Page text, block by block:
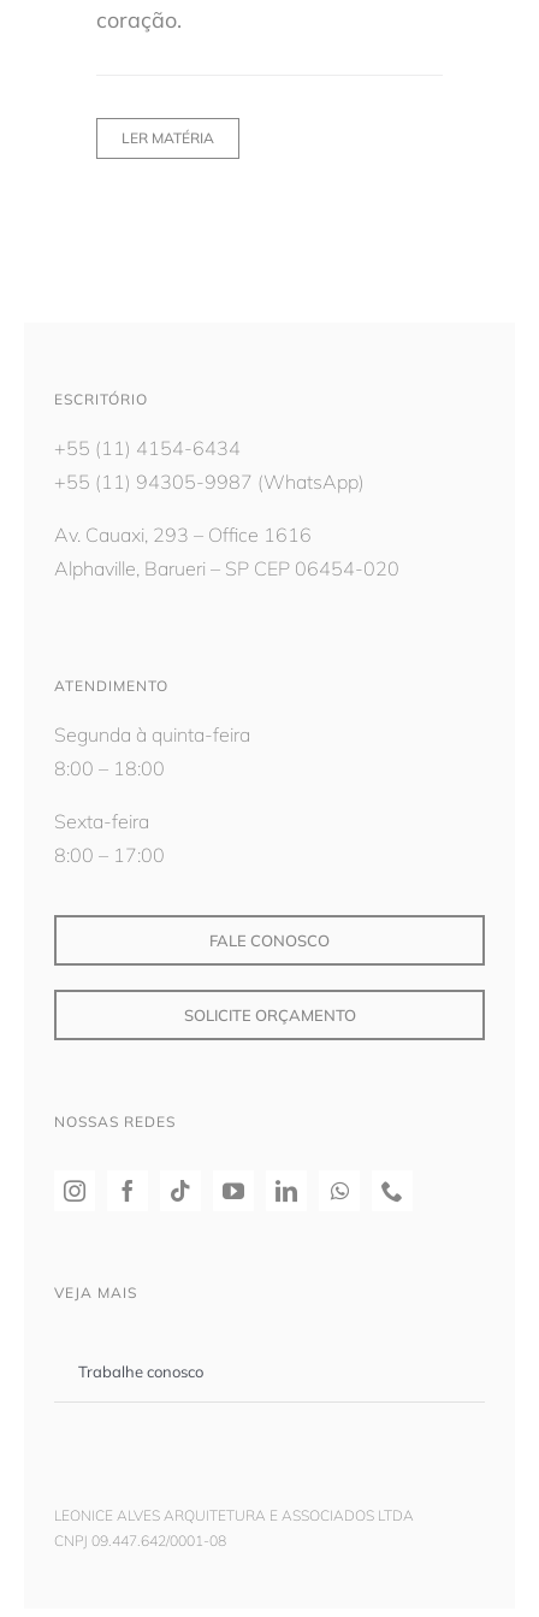
coração.
LER MATÉRIA
ESCRITÓRIO
+55 (11) 4154-6434
+55 (11) 94305-9987 (WhatsApp)
Av. Cauaxi, 293 – Office 1616
Alphaville, Barueri – SP CEP 06454-020
ATENDIMENTO
Segunda à quinta-feira
8:00 – 18:00
Sexta-feira
8:00 – 17:00
FALE CONOSCO
SOLICITE ORÇAMENTO
NOSSAS REDES
VEJA MAIS
Trabalhe conosco
LEONICE ALVES ARQUITETURA E ASSOCIADOS LTDA
CNPJ 09.447.642/0001-08